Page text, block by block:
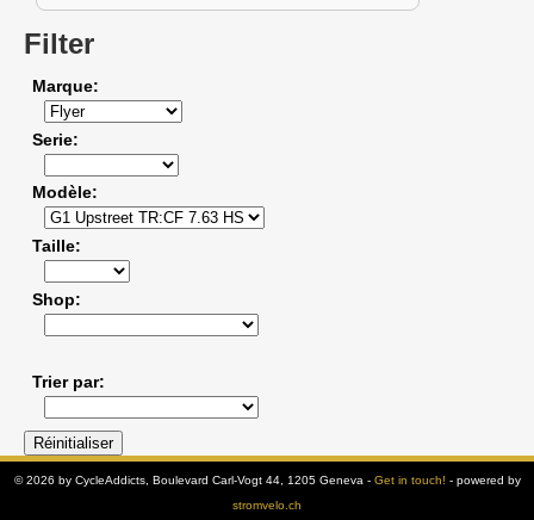
Filter
Marque
Serie
Modèle
Taille
Shop
Trier par
© 2026 by CycleAddicts, Boulevard Carl-Vogt 44, 1205 Geneva - Get in touch! - powered by
stromvelo.ch